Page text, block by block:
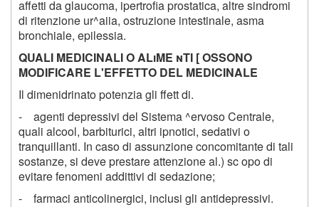
affetti da glaucoma, ipertrofia prostatica, altre sindromi
di ritenzione ur^aiia, ostruzione intestinale, asma
bronchiale, epilessia.
QUALI MEDICINALI O ALiME nTI [ OSSONO
MODIFICARE L'EFFETTO DEL MEDICINALE
Il dimenidrinato potenzia gli ffett di.
- agenti depressivi del Sistema ^ervoso Centrale,
quali alcool, barbiturici, altri ipnotici, sedativi o
tranquillanti. In caso di assunzione concomitante di tali
sostanze, si deve prestare attenzione al.) sc opo di
evitare fenomeni addittivi di sedazione;
- farmaci anticolinergici, inclusi gli antidepressivi.